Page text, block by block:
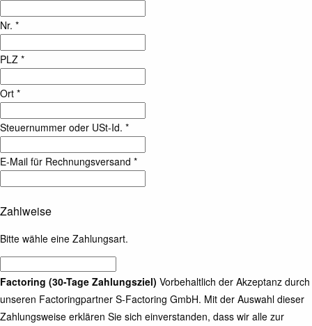
Nr. *
PLZ *
Ort *
Steuernummer oder USt-Id. *
E-Mail für Rechnungsversand *
Zahlweise
Bitte wähle eine Zahlungsart.
Factoring (30-Tage Zahlungsziel) Vorbehaltlich der Akzeptanz durch
unseren Factoringpartner S-Factoring GmbH. Mit der Auswahl dieser
Zahlungsweise erklären Sie sich einverstanden, dass wir alle zur